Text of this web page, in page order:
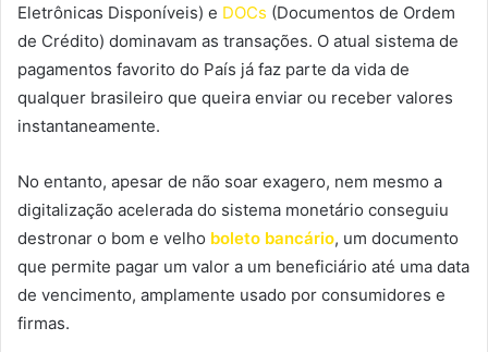
Eletrônicas Disponíveis) e DOCs (Documentos de Ordem
de Crédito) dominavam as transações. O atual sistema de
pagamentos favorito do País já faz parte da vida de
qualquer brasileiro que queira enviar ou receber valores
instantaneamente.
No entanto, apesar de não soar exagero, nem mesmo a
digitalização acelerada do sistema monetário conseguiu
destronar o bom e velho boleto bancário, um documento
que permite pagar um valor a um beneficiário até uma data
de vencimento, amplamente usado por consumidores e
firmas.